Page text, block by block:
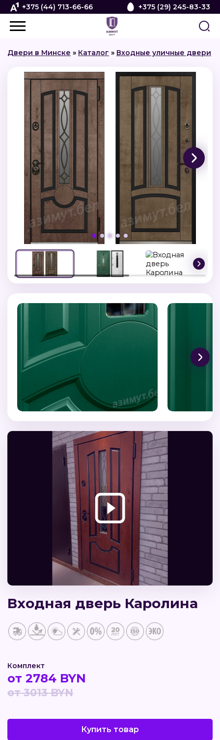
+375 (44) 713-66-66 +375 (29) 245-83-33
Двери в Минске » Каталог » Входные уличные двери
Входная дверь Каролина
Комплект
от 2784 BYN
от 3013 BYN
Купить товар